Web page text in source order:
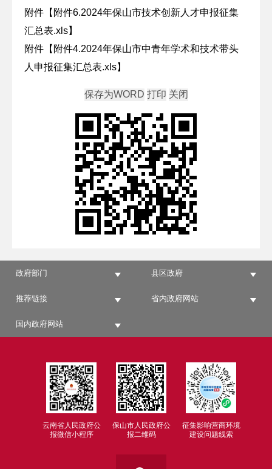
附件【 附件6.2024年保山市技术创新人才申报征集
汇总表.xls】
附件【 附件4.2024年保山市中青年学术和技术带头
人申报征集汇总表.xls】
政府部门 县区政府
推荐链接 省内政府网站
国内政府网站
云南省人民政府公
报微信小程序
保山市人民政府公
报二维码
征集影响营商环境
建设问题线索